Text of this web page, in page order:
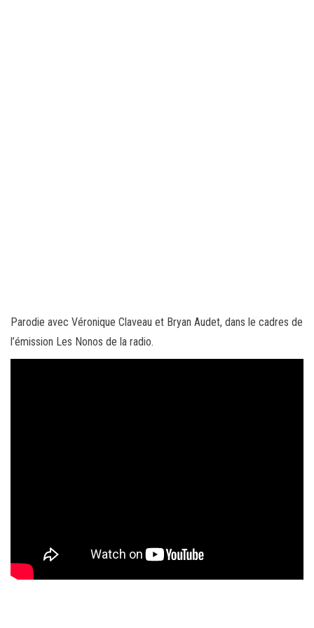
Parodie avec Véronique Claveau et Bryan Audet, dans le cadres de
l’émission Les Nonos de la radio.